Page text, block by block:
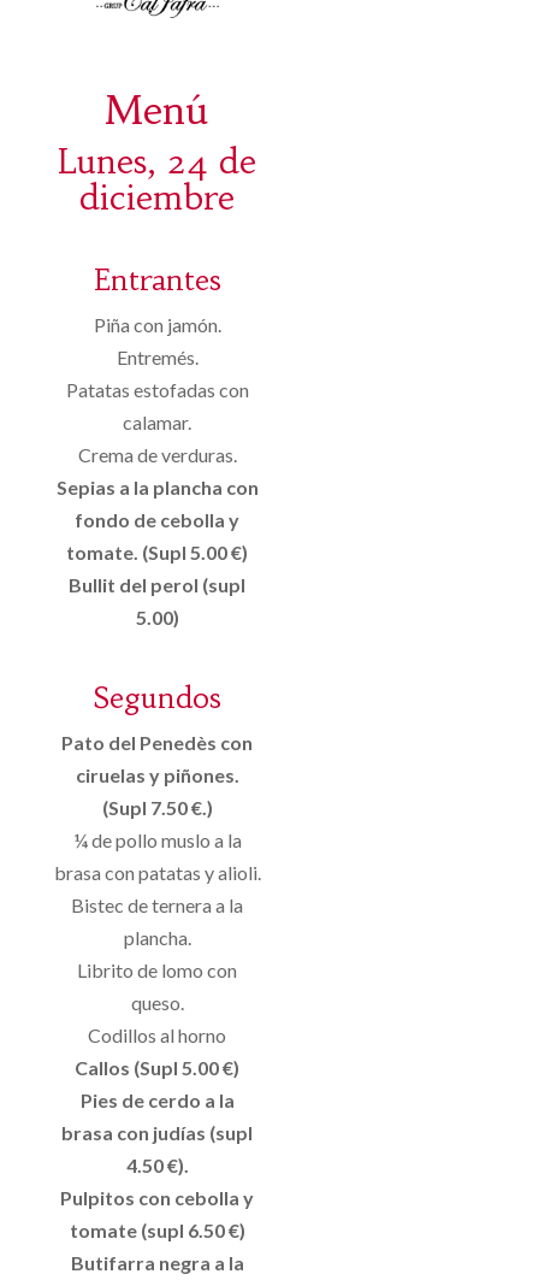
Menú
Lunes, 24 de
diciembre
Entrantes
Piña con jamón.
Entremés.
Patatas estofadas con
calamar.
Crema de verduras.
Sepias a la plancha con
fondo de cebolla y
tomate. (Supl 5.00 €)
Bullit del perol (supl
5.00)
Segundos
Pato del Penedès con
ciruelas y piñones.
(Supl 7.50 €.)
¼ de pollo muslo a la
brasa con patatas y alioli.
Bistec de ternera a la
plancha.
Librito de lomo con
queso.
Codillos al horno
Callos (Supl 5.00 €)
Pies de cerdo a la
brasa con judías (supl
4.50 €).
Pulpitos con cebolla y
tomate (supl 6.50 €)
Butifarra negra a la